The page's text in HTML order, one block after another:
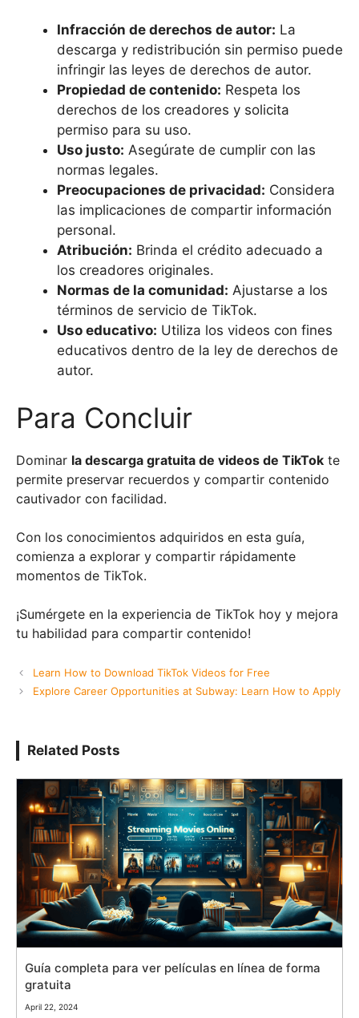
Infracción de derechos de autor: La
descarga y redistribución sin permiso puede
infringir las leyes de derechos de autor.
Propiedad de contenido: Respeta los
derechos de los creadores y solicita
permiso para su uso.
Uso justo: Asegúrate de cumplir con las
normas legales.
Preocupaciones de privacidad: Considera
las implicaciones de compartir información
personal.
Atribución: Brinda el crédito adecuado a
los creadores originales.
Normas de la comunidad: Ajustarse a los
términos de servicio de TikTok.
Uso educativo: Utiliza los videos con fines
educativos dentro de la ley de derechos de
autor.
Para Concluir
Dominar la descarga gratuita de videos de TikTok te
permite preservar recuerdos y compartir contenido
cautivador con facilidad.
Con los conocimientos adquiridos en esta guía,
comienza a explorar y compartir rápidamente
momentos de TikTok.
¡Sumérgete en la experiencia de TikTok hoy y mejora
tu habilidad para compartir contenido!
Learn How to Download TikTok Videos for Free
Explore Career Opportunities at Subway: Learn How to Apply
Related Posts
Guía completa para ver películas en línea de forma
gratuita
April 22, 2024